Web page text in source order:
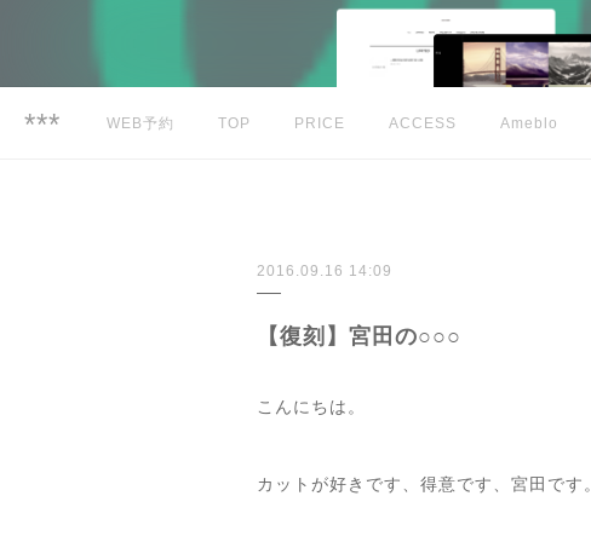
*** WEB予約 TOP PRICE ACCESS Ameblo
2016.09.16 14:09
【復刻】宮田の○○○
こんにちは。
カットが好きです、得意です、宮田です。